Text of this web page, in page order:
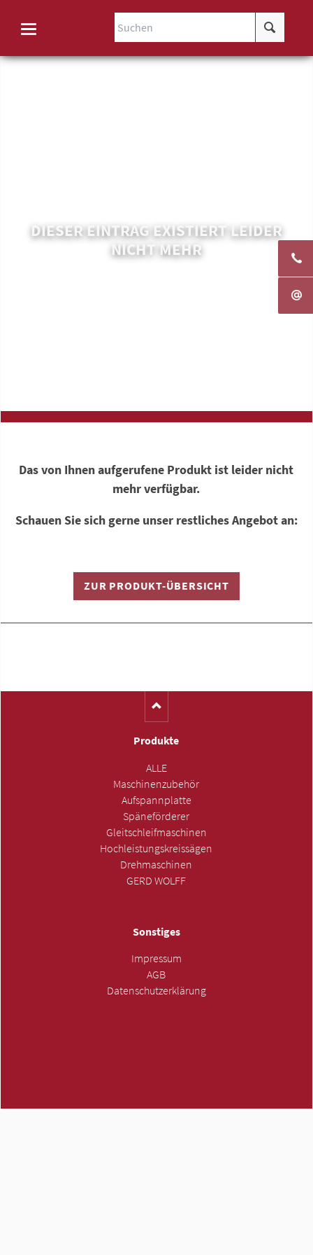
DIESER EINTRAG EXISTIERT LEIDER
NICHT MEHR
Das von Ihnen aufgerufene Produkt ist leider nicht
mehr verfügbar.
Schauen Sie sich gerne unser restliches Angebot an:
ZUR PRODUKT-ÜBERSICHT
Produkte
ALLE
Maschinenzubehör
Aufspannplatte
Späneförderer
Gleitschleifmaschinen
Hochleistungskreissägen
Drehmaschinen
GERD WOLFF
Sonstiges
Impressum
AGB
Datenschutzerklärung